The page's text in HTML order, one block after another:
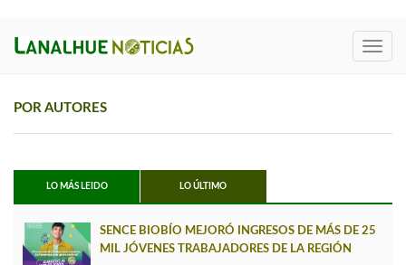
POR AUTORES
LO MÁS LEIDO LO ÚLTIMO
SENCE BIOBÍO MEJORÓ INGRESOS DE MÁS DE 25
MIL JÓVENES TRABAJADORES DE LA REGIÓN